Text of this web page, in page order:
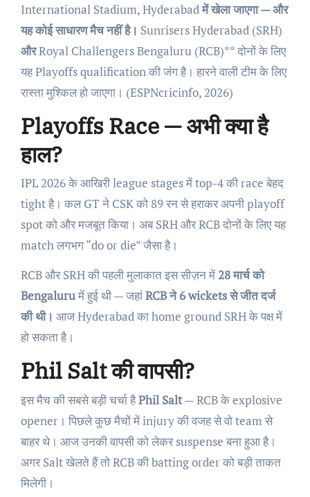
International Stadium, Hyderabadमें खेला जाएगा — और
यह कोई साधारण मैच नहीं है। Sunrisers Hyderabad (SRH)
औरRoyal Challengers Bengaluru (RCB)** दोनों के लिए
यह Playoffs qualification की जंग है। हारने वाली टीम के लिए
रास्ता मुश्किल हो जाएगा। (ESPNcricinfo, 2026)
Playoffs Race — अभी क्या है
हाल?
IPL 2026 के आखिरी league stages में top-4 की race बेहद
tight है। कल GT ने CSK को 89 रन से हराकर अपनी playoff
spot को और मजबूत किया। अब SRH और RCB दोनों के लिए यह
match लगभग “do or die” जैसा है।
RCB और SRH की पहली मुलाकात इस सीज़न में28 मार्च को
Bengaluruमें हुई थी — जहांRCB ने 6 wickets से जीत दर्ज
की थी। आज Hyderabad का home ground SRH के पक्ष में
हो सकता है।
Phil Salt की वापसी?
इस मैच की सबसे बड़ी चर्चा हैPhil Salt— RCB के explosive
opener। पिछले कुछ मैचों में injury की वजह से वो team से
बाहर थे। आज उनकी वापसी को लेकर suspense बना हुआ है।
अगर Salt खेलते हैं तो RCB की batting order को बड़ी ताकत
मिलेगी।